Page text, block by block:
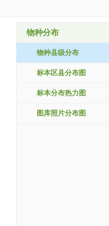
物种分布
物种县级分布
标本区县分布图
标本分布热力图
图库照片分布图